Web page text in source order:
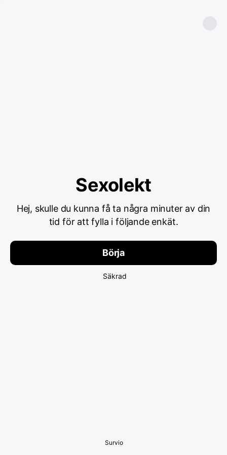
Sexolekt
Hej, skulle du kunna få ta några minuter av din
tid för att fylla i följande enkät.
Börja
Säkrad
Survio